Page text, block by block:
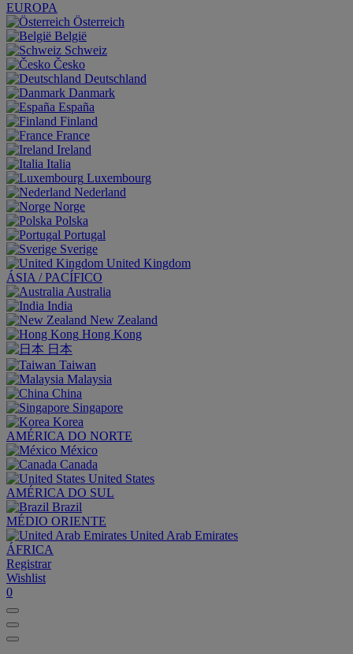
EUROPA
Österreich
België
Schweiz
Česko
Deutschland
Danmark
España
Finland
France
Ireland
Italia
Luxembourg
Nederland
Norge
Polska
Portugal
Sverige
United Kingdom
ÁSIA / PACÍFICO
Australia
India
New Zealand
Hong Kong
日本
Taiwan
Malaysia
China
Singapore
Korea
AMÉRICA DO NORTE
México
Canada
United States
AMÉRICA DO SUL
Brazil
MÉDIO ORIENTE
United Arab Emirates
ÁFRICA
Registrar
Wishlist
0